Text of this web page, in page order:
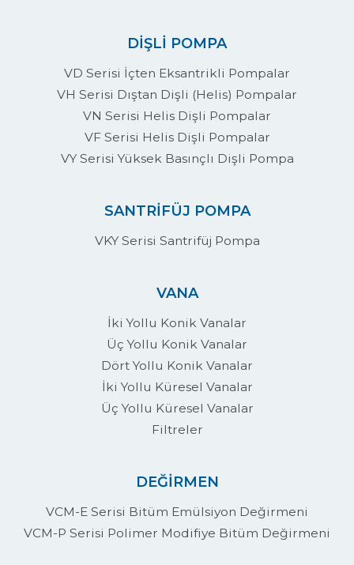
DİŞLİ POMPA
VD Serisi İçten Eksantrikli Pompalar
VH Serisi Dıştan Dişli (Helis) Pompalar
VN Serisi Helis Dişli Pompalar
VF Serisi Helis Dişli Pompalar
VY Serisi Yüksek Basınçlı Dişli Pompa
SANTRİFÜJ POMPA
VKY Serisi Santrifüj Pompa
VANA
İki Yollu Konik Vanalar
Üç Yollu Konik Vanalar
Dört Yollu Konik Vanalar
İki Yollu Küresel Vanalar
Üç Yollu Küresel Vanalar
Filtreler
DEĞİRMEN
VCM-E Serisi Bitüm Emülsiyon Değirmeni
VCM-P Serisi Polimer Modifiye Bitüm Değirmeni